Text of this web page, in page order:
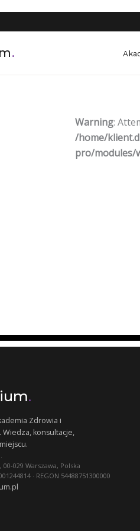
.
Warning:
/home/
pro/modules/
.
Zdrowia i
konsultacje,
029 Warszawa, Polska
· REGON 54488751300000